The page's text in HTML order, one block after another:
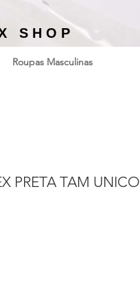
SHOP
Roupas Masculinas
PRETA TAM UNICO